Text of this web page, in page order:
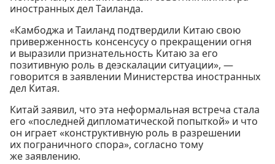
иностранных дел Таиланда.
«Камбоджа и Таиланд подтвердили Китаю свою
приверженность консенсусу о прекращении огня
и выразили признательность Китаю за его
позитивную роль в деэскалации ситуации», —
говорится в заявлении Министерства иностранных
дел Китая.
Китай заявил, что эта неформальная встреча стала
его «последней дипломатической попыткой» и что
он играет «конструктивную роль в разрешении
их пограничного спора», согласно тому
же заявлению.